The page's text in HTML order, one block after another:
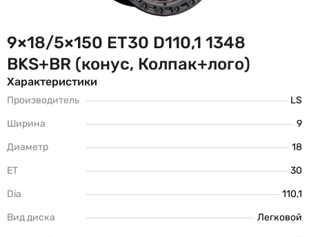
9×18/5×150 ET30 D110,1 1348
BKS+BR (конус, Колпак+лого)
Характеристики
Производитель
LS
Ширина
9
Диаметр
18
ET
30
Dia
110,1
Вид диска
Легковой